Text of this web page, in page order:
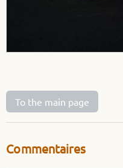
To the main page
Commentaires